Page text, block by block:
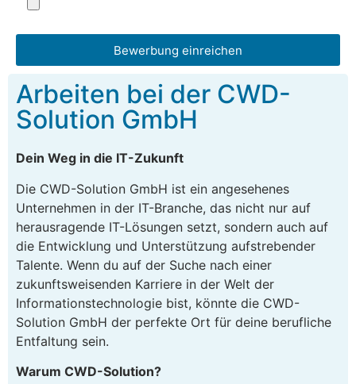
Bewerbung einreichen
Arbeiten bei der CWD-
Solution GmbH
Dein Weg in die IT-Zukunft
Die CWD-Solution GmbH ist ein angesehenes
Unternehmen in der IT-Branche, das nicht nur auf
herausragende IT-Lösungen setzt, sondern auch auf
die Entwicklung und Unterstützung aufstrebender
Talente. Wenn du auf der Suche nach einer
zukunftsweisenden Karriere in der Welt der
Informationstechnologie bist, könnte die CWD-
Solution GmbH der perfekte Ort für deine berufliche
Entfaltung sein.
Warum CWD-Solution?